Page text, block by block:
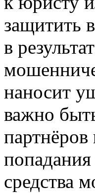
защитить
в
наносит
важно
средства